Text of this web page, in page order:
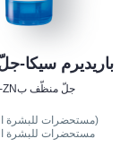
باريديرم
جلّ منظّف بCU-ZN
(مستحضرات للبشرة
مستحضرات للبشرة